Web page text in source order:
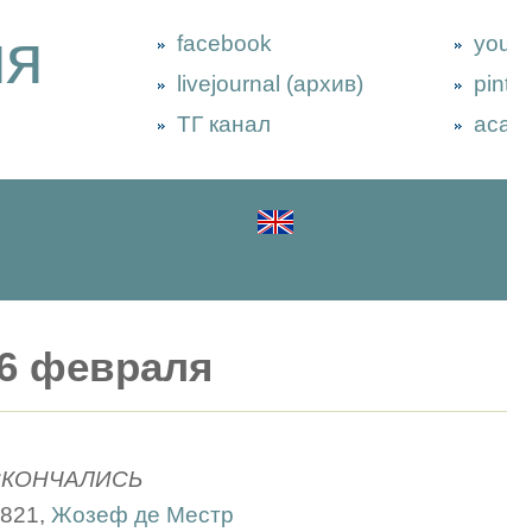
facebook
livejournal (архив)
ТГ канал
февраля
Жозеф де Местр